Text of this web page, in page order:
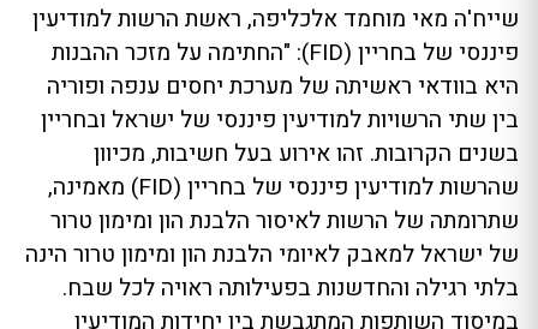
שייח'ה מאי מוחמד אלכליפה, ראשת הרשות למודיעין
פיננסי של בחריין (FID): "החתימה על מזכר ההבנות
היא בוודאי ראשיתה של מערכת יחסים ענפה ופוריה
בין שתי הרשויות למודיעין פיננסי של ישראל ובחריין
בשנים הקרובות. זהו אירוע בעל חשיבות, מכיוון
שהרשות למודיעין פיננסי של בחריין (FID) מאמינה,
שתרומתה של הרשות לאיסור הלבנת הון ומימון טרור
של ישראל למאבק לאיומי הלבנת הון ומימון טרור הינה
בלתי רגילה והחדשנות בפעילותה ראויה לכל שבח.
במיסוד השותפות המתגבשת בין יחידות המודיעין